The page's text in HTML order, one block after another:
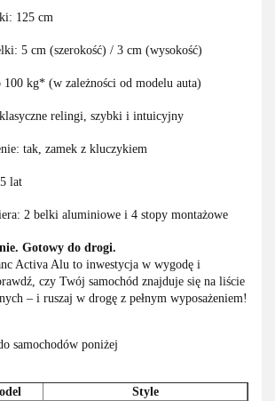
125 cm
5 cm (szerokość) / 3 cm (wysokość)
100 kg* (w zależności od modelu auta)
relingi, szybki i intuicyjny
tak, zamek z kluczykiem
lat
2 belki aluminiowe i 4 stopy montażowe
Gotowy do drogi.
Activa Alu to inwestycja w wygodę i
czy Twój samochód znajduje się na liście
– i ruszaj w drogę z pełnym wyposażeniem!
samochodów poniżej
Style